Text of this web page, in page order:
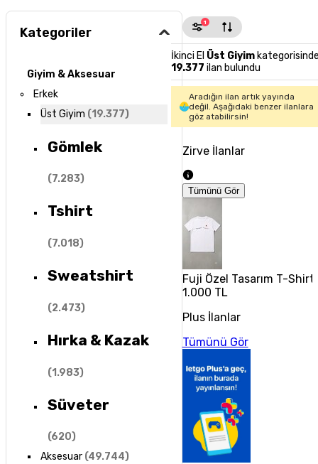
Kategoriler
Giyim & Aksesuar
Erkek
Üst Giyim (19.377)
Gömlek
(7.283)
Tshirt
(7.018)
Sweatshirt
(2.473)
Hırka & Kazak
(1.983)
Süveter
(620)
Aksesuar(49.744)
1
İkinci El Üst Giyim
19.377 ilan bulundu
Aradığın ilan artık yayında
değil. Aşağıdaki benzer ilanlara
göz atabilirsin!
Zirve İlanlar
Tümünü Gör
Fuji Özel Tasarım T-Shirt
1.000 TL
Plus İlanlar
Tümünü Gör